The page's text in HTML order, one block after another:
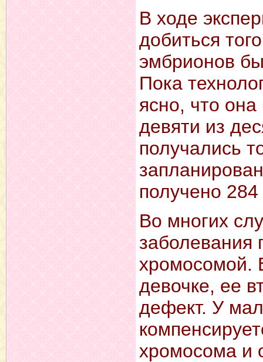
В ходе
добиться
эмбрионов
Пока
ясно, что
девяти из
получались
получено
Во многих
заболевания
хромосомой.
девочке, ее
дефект. У
хромосома и